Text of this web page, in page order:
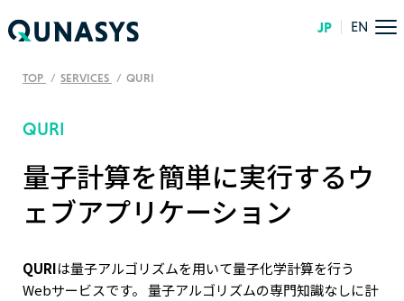
JP EN
TOP SERVICES QURI
QURI
量子計算を簡単に実行するウ
ェブアプリケーション
QURIは量子アルゴリズムを用いて量子化学計算を行う
Webサービスです。 量子アルゴリズムの専門知識なしに計